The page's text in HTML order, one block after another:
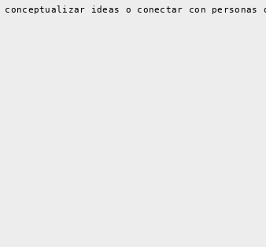
ideas o conectar con personas